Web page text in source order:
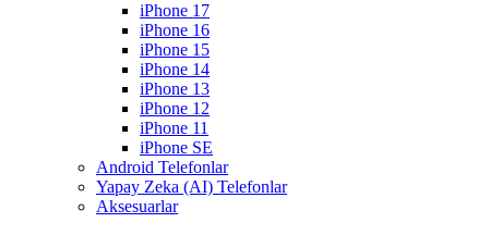
iPhone 17
iPhone 16
iPhone 15
iPhone 14
iPhone 13
iPhone 12
iPhone 11
iPhone SE
Android Telefonlar
Yapay Zeka (AI) Telefonlar
Aksesuarlar